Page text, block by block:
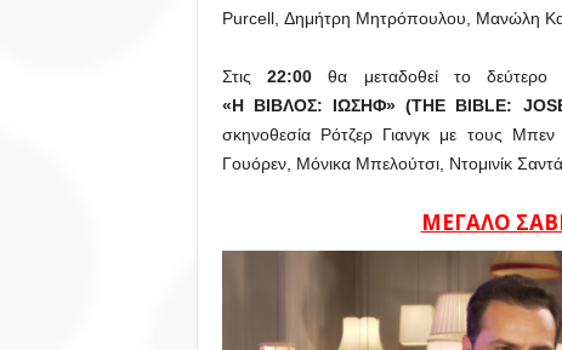
Purcell, Δημήτρη Μητρόπουλου, Μανώλη
Στις 22:00θα μεταδοθεί το δεύτερο
«Η ΒΙΒΛΟΣ: ΙΩΣΗΦ» (THE BIBLE:
σκηνοθεσία Ρότζερ Γιανγκ με τους
Γουόρεν, Μόνικα Μπελούτσι, Ντομινίκ Σαντά.
ΜΕΓΑΛΟ